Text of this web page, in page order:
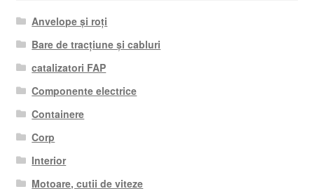
Anvelope și roți
Bare de tracțiune și cabluri
catalizatori FAP
Componente electrice
Containere
Corp
Interior
Motoare, cutii de viteze